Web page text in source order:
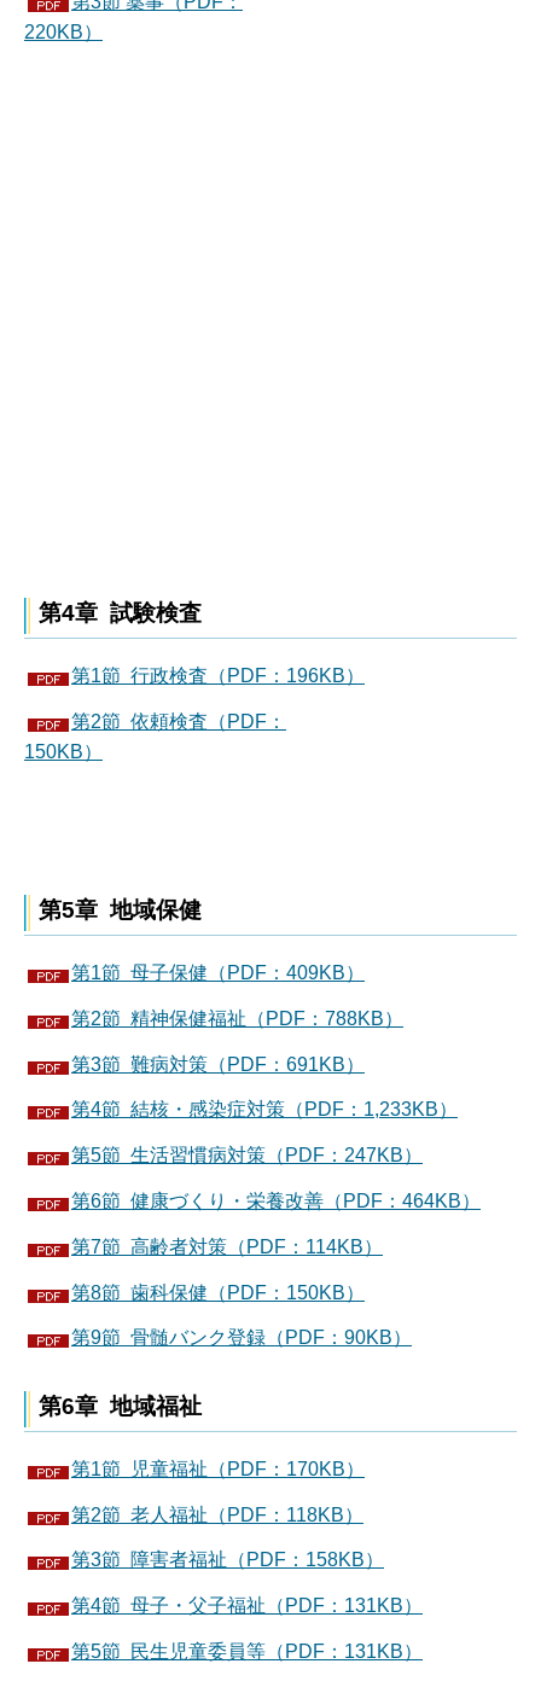
220KB）
第4章 試験検査
第1節 行政検査（PDF：196KB）
第2節 依頼検査（PDF：
150KB）
第5章 地域保健
第1節 母子保健（PDF：409KB）
第2節 精神保健福祉（PDF：788KB）
第3節 難病対策（PDF：691KB）
第4節 結核・感染症対策（PDF：1,233KB）
第5節 生活習慣病対策（PDF：247KB）
第6節 健康づくり・栄養改善（PDF：464KB）
第7節 高齢者対策（PDF：114KB）
第8節 歯科保健（PDF：150KB）
第9節 骨髄バンク登録（PDF：90KB）
第6章 地域福祉
第1節 児童福祉（PDF：170KB）
第2節 老人福祉（PDF：118KB）
第3節 障害者福祉（PDF：158KB）
第4節 母子・父子福祉（PDF：131KB）
第5節 民生児童委員等（PDF：131KB）